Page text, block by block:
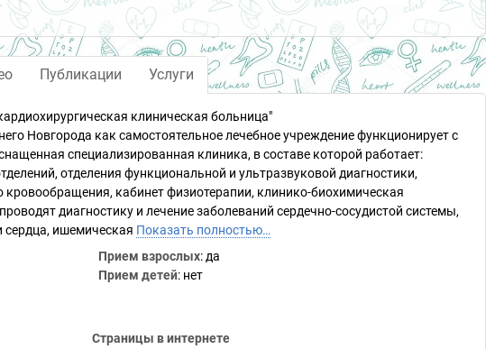
Публикации Услуги
клиническая больница"
Новгорода как самостоятельное лечебное учреждение функционирует с
специализированная клиника, в составе которой работает:
отделения функциональной и ультразвуковой диагностики,
кровообращения, кабинет физиотерапии, клинико-биохимическая
диагностику и лечение заболеваний сердечно-сосудистой системы,
сердца, ишемическая Показать полностью…
Прием взрослых: да
Прием детей: нет
Страницы в интернете